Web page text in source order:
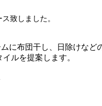
致しました。
に布団干し、日除けな
ルを提案します。